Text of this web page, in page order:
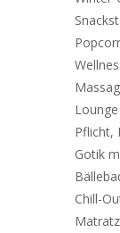
Pflicht,
Gotik
Chill-